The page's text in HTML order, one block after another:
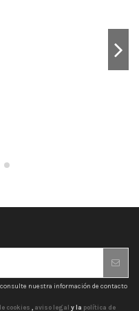
consulte nuestra información de contacto
cookies , aviso legal y la política de